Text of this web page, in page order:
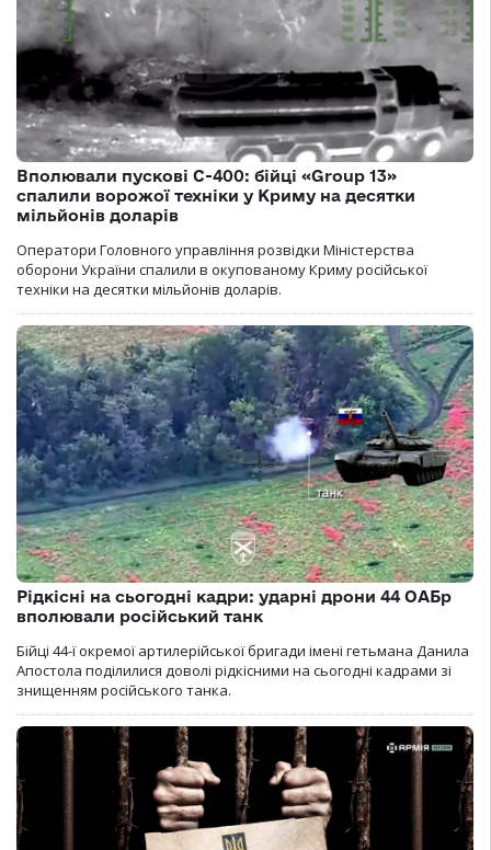
Вполювали пускові С-400: бійці «Group 13»
спалили ворожої техніки у Криму на десятки
мільйонів доларів
Оператори Головного управління розвідки Міністерства
оборони України спалили в окупованому Криму російської
техніки на десятки мільйонів доларів.
Рідкісні на сьогодні кадри: ударні дрони 44 ОАБр
вполювали російський танк
Бійці 44-ї окремої артилерійської бригади імені гетьмана Данила
Апостола поділилися доволі рідкісними на сьогодні кадрами зі
знищенням російського танка.